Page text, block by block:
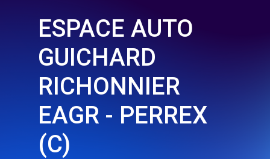
ESPACE AUTO
GUICHARD
RICHONNIER
EAGR - PERREX
(C)